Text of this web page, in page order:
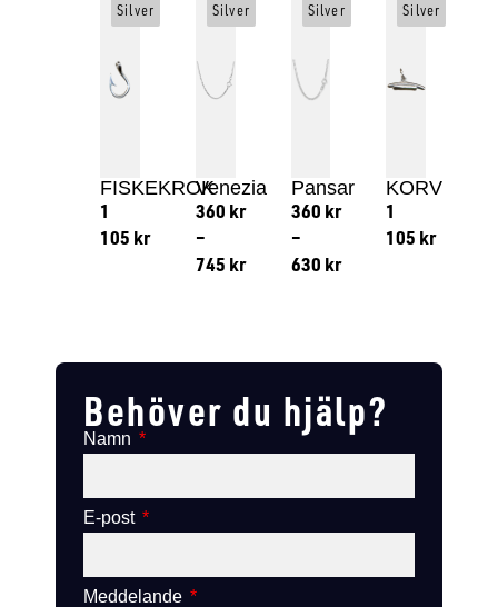
FISKEKROK
1
105 kr
Silver
Venezia
360 kr
–
745 kr
Silver
Pansar
360 kr
–
630 kr
Silver
KORV
1
105 kr
Silver
Behöver du hjälp?
Namn
E-post
Meddelande